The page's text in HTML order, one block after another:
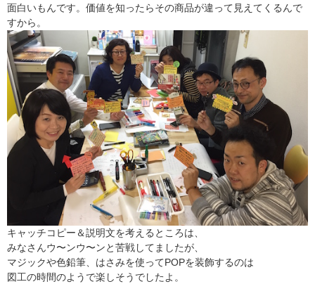
面白いもんです。価値を知ったらその商品が違って見えてくるんで
すから。
キャッチコピー＆説明文を考えるところは、
みなさんウ〜ンウ〜ンと苦戦してましたが、
マジックや色鉛筆、はさみを使ってPOPを装飾するのは
図工の時間のようで楽しそうでしたよ。